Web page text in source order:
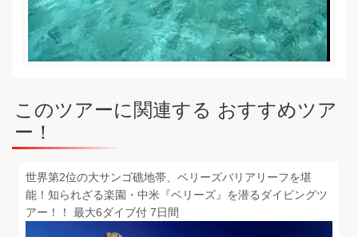
このツアーに関連する おすすめツア
ー！
世界第2位の大サンゴ礁地帯、ベリーズバリアリーフを堪
能！知られざる楽園・中米『ベリーズ』を潜るダイビングツ
アー！！ 最大6ダイブ付 7日間